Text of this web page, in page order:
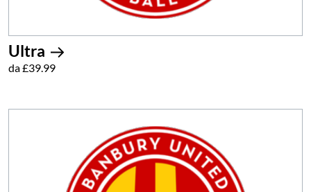
Ultra
da £39.99